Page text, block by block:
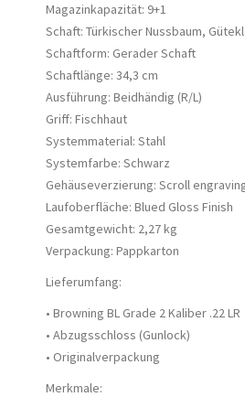
Magazinkapazität: 9+1
Schaft: Türkischer Nussbaum,
Schaftform: Gerader Schaft
Schaftlänge: 34,3 cm
Ausführung: Beidhändig (R/L)
Griff: Fischhaut
Systemmaterial: Stahl
Systemfarbe: Schwarz
Gehäuseverzierung: Scroll
Laufoberfläche: Blued Gloss Finish
Gesamtgewicht: 2,27 kg
Verpackung: Pappkarton
Lieferumfang:
• Browning BL Grade 2 Kaliber .22 LR
• Abzugsschloss (Gunlock)
• Originalverpackung
Merkmale: